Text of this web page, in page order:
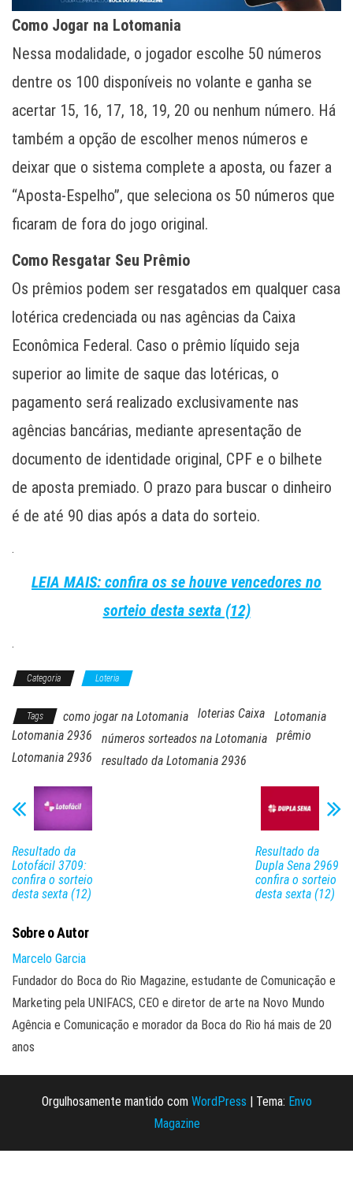
Como Jogar na Lotomania
Nessa modalidade, o jogador escolhe 50 números
dentre os 100 disponíveis no volante e ganha se
acertar 15, 16, 17, 18, 19, 20 ou nenhum número. Há
também a opção de escolher menos números e
deixar que o sistema complete a aposta, ou fazer a
“Aposta-Espelho”, que seleciona os 50 números que
ficaram de fora do jogo original.
Como Resgatar Seu Prêmio
Os prêmios podem ser resgatados em qualquer casa
lotérica credenciada ou nas agências da Caixa
Econômica Federal. Caso o prêmio líquido seja
superior ao limite de saque das lotéricas, o
pagamento será realizado exclusivamente nas
agências bancárias, mediante apresentação de
documento de identidade original, CPF e o bilhete
de aposta premiado. O prazo para buscar o dinheiro
é de até 90 dias após a data do sorteio.
.
LEIA MAIS: confira os se houve vencedores no
sorteio desta sexta (12)
.
Categoria Loteria
Tags como jogar na Lotomania loterias Caixa
Lotomania
Lotomania 2936
números sorteados na Lotomania
prêmio
Lotomania 2936
resultado da Lotomania 2936
Resultado da
Lotofácil 3709:
confira o sorteio
desta sexta (12)
Resultado da
Dupla Sena 2969
confira o sorteio
desta sexta (12)
Sobre o Autor
Marcelo Garcia
Fundador do Boca do Rio Magazine, estudante de Comunicação e
Marketing pela UNIFACS, CEO e diretor de arte na Novo Mundo
Agência e Comunicação e morador da Boca do Rio há mais de 20
anos
Orgulhosamente mantido com WordPress | Tema: Envo
Magazine